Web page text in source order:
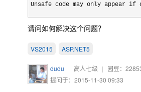
Unsafe code may only appear
请问如何解决这个问题？
VS2015 ASP.NET5
dudu | 高人七级 | 园豆：
提问于：2015-11-30 09:33